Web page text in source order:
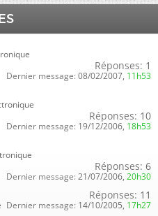
Réponses: 1
Dernier message: 08/02/2007, 11h53
Réponses: 10
Dernier message: 19/12/2006, 18h53
Réponses: 6
Dernier message: 21/07/2006, 20h30
Réponses: 11
Dernier message: 14/10/2005, 17h27